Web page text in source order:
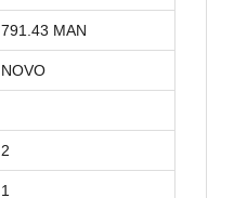
791.43 MAN
NOVO
2
1